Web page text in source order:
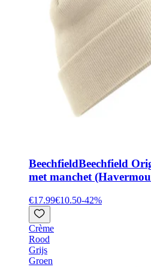
BeechfieldBeechfield
met manchet
€17.99€10.50-42%
Crème
Rood
Grijs
Groen